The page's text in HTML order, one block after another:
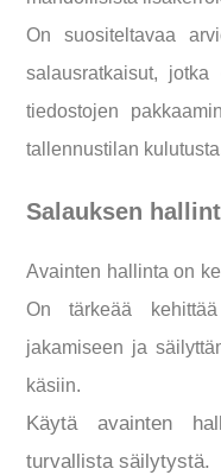
On suositeltavaa
salausratkaisut, jotka
tiedostojen
tallennustilan
Salauksen
Avainten hallinta on
On tärkeää
jakamiseen ja
käsiin.
Käytä avainten
turvallista säilytystä.